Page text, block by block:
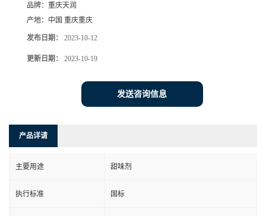
品牌： 重庆天润
产地： 中国 重庆重庆
发布日期： 2023-10-12
更新日期： 2023-10-19
发送咨询信息
产品详请
主要用途 甜味剂
执行标准 国标